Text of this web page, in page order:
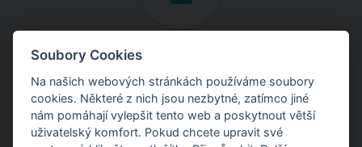
Inženýrské manuály
Stáhněte si manuály s teoretickými i praktickými ukázkami
použití programů.
Soubory Cookies
Na našich webových stránkách používáme soubory
cookies. Některé z nich jsou nezbytné, zatímco jiné
nám pomáhají vylepšit tento web a poskytnout větší
uživatelský komfort. Pokud chcete upravit své